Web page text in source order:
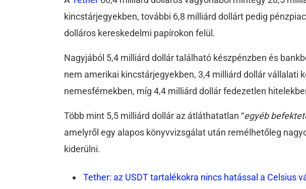
kincstárjegyekben, további 6,8 milliárd dollárt pedig
dolláros kereskedelmi papírokon felül.
Nagyjából 5,4 milliárd dollár található készpénzben és
nem amerikai kincstárjegyekben, 3,4 milliárd dollár vállalati
nemesfémekben, míg 4,4 milliárd dollár fedezetlen
Több mint 5,5 milliárd dollár az átláthatatlan “egyéb
amelyről egy alapos könyvvizsgálat után remélhetőleg
kiderülni.
Tether: az USDT tartalékokra nincs hatással a Celsius